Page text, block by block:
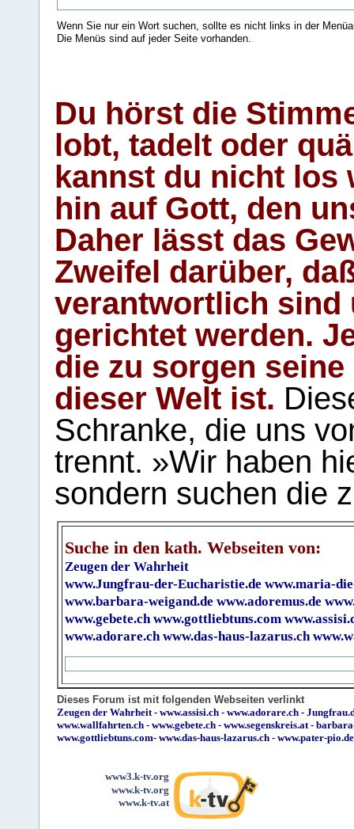
Wenn Sie nur ein Wort suchen, sollte es nicht links in der
Die Menüs sind auf jeder Seite vorhanden..
Du hörst die
lobt, tadelt oder
kannst du nicht los
hin auf Gott, den
Daher lässt das
Zweifel darüber,
verantwortlich sind
gerichtet werden.
die zu sorgen
dieser Welt ist.
Schranke, die uns
trennt. »Wir haben
sondern suchen die
Suche in den kath. Webseiten von:
Zeugen der Wahrheit
www.Jungfrau-der-Eucharistie.de www.maria-
www.barbara-weigand.de www.adoremus.de
www.gebete.ch www.gottliebtuns.com
www.adorare.ch www.das-haus-lazarus.ch
Dieses Forum ist mit folgenden Webseiten verlinkt
Zeugen der Wahrheit- www.assisi.ch - www.adorare.ch -
www.wallfahrten.ch - www.gebete.ch - www.segenskreis.at-
www.gottliebtuns.com- www.das-haus-lazarus.ch - www.pater-pio.de
www3.k-tv.org
www.k-tv.org
www.k-tv.at